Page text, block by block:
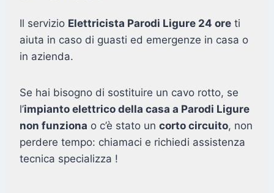
Il servizio Elettricista Parodi Ligure 24 ore ti
aiuta in caso di guasti ed emergenze in casa o
in azienda.
Se hai bisogno di sostituire un cavo rotto, se
l’impianto elettrico della casa a Parodi Ligure
non funziona o c’è stato un corto circuito, non
perdere tempo: chiamaci e richiedi assistenza
tecnica specializza !